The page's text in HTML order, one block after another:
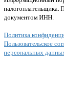
налогоплательщика.
документом ИНН.
Политика
Пользовательское
персональных